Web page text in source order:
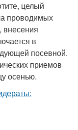
целый
проводимых
внесения
в
посевной.
приемов
осенью.